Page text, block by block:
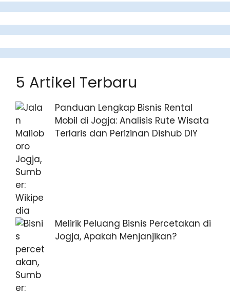
5 Artikel Terbaru
Panduan Lengkap Bisnis Rental
Mobil di Jogja: Analisis Rute Wisata
Terlaris dan Perizinan Dishub DIY
Melirik Peluang Bisnis Percetakan di
Jogja, Apakah Menjanjikan?